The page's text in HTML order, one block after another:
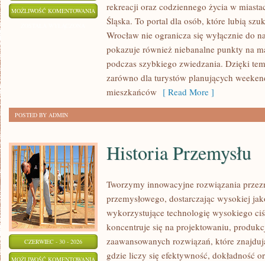
MOŻLIWOŚĆ KOMENTOWANIA WROCŁAW
rekreacji oraz codziennego życia w
Śląska. To portal dla osób, które lubią
Wrocław nie ogranicza się wyłącznie do
pokazuje również niebanalne punkty na
podczas szybkiego zwiedzania. Dzięki
zarówno dla turystów planujących
mieszkańców [ Read More ]
POSTED BY ADMIN
CZERWIEC - 30 - 2026
MOŻLIWOŚĆ KOMENTOWANIA HISTORIA
Historia Przemysłu
Tworzymy innowacyjne rozwiązania
przemysłowego, dostarczając wysokiej
wykorzystujące technologię wysokiego
koncentruje się na projektowaniu,
zaawansowanych rozwiązań, które
gdzie liczy się efektywność, dokładność